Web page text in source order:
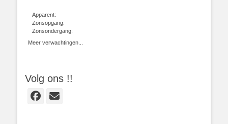
Apparent:
Zonsopgang:
Zonsondergang:
Meer verwachtingen...
Volg ons !!
Facebook
E-